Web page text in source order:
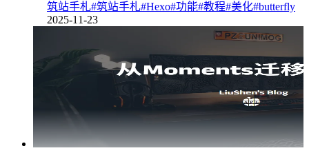
筑站手札#筑站手札#Hexo#功能#教程#美化#butterfly
2025-11-23